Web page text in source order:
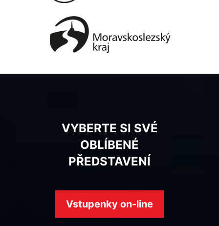
VYBERTE SI SVÉ
OBLÍBENÉ
PŘEDSTAVENÍ
Vstupenky on-line